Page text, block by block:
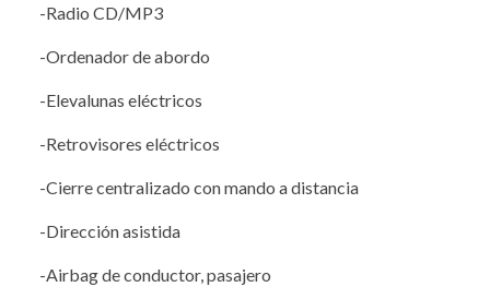
-Radio CD/MP3
-Ordenador de abordo
-Elevalunas eléctricos
-Retrovisores eléctricos
-Cierre centralizado con mando a distancia
-Dirección asistida
-Airbag de conductor, pasajero